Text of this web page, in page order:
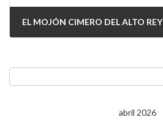
EL MOJÓN CIMERO DEL ALTO REY
abril 2026